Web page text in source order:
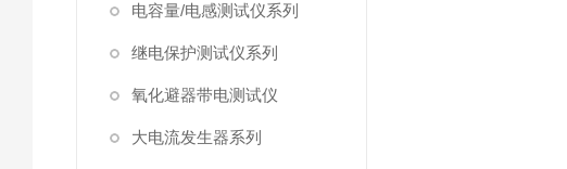
电容量/电感测试仪系列
继电保护测试仪系列
氧化避器带电测试仪
大电流发生器系列